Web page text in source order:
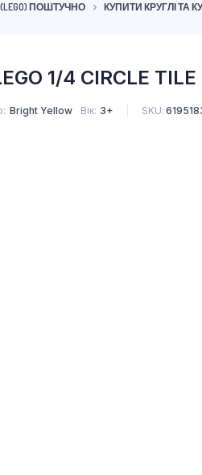
ПОШТУЧНО КУПИТИ КРУГЛІ ТА
1/4 CIRCLE
Bright Yellow Вік 3+ SKU: